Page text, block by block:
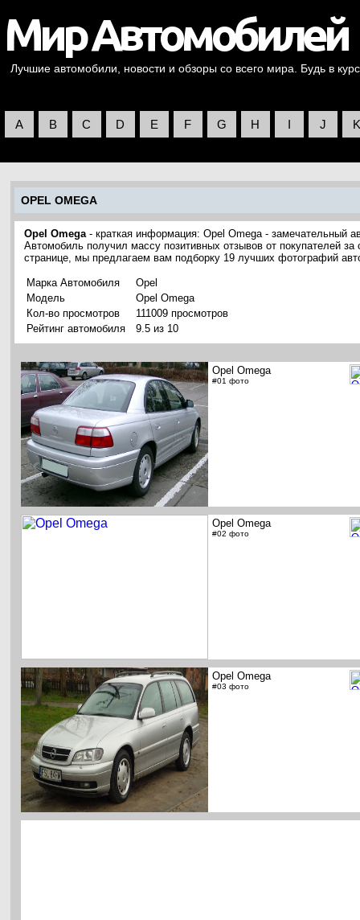
Лучшие автомобили, новости и обзоры со всего мира. Будь в
A B C D E F G H I J K
OPEL OMEGA
Opel Omega- краткая информация: Opel Omega - замечательный
Автомобиль получил массу позитивных отзывов от покупателей за
странице, мы предлагаем вам подборку 19 лучших фотографий
Марка Автомобиля
Opel
Модель
Opel Omega
Кол-во просмотров
111009 просмотров
Рейтинг автомобиля
9.5 из 10
Opel Omega
#01 фото
Opel Omega
#02 фото
Opel Omega
#03 фото